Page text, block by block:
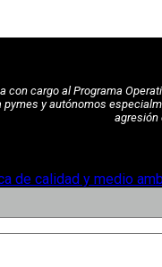
con cargo al Programa
y autónomos
agresión
de calidad y medio